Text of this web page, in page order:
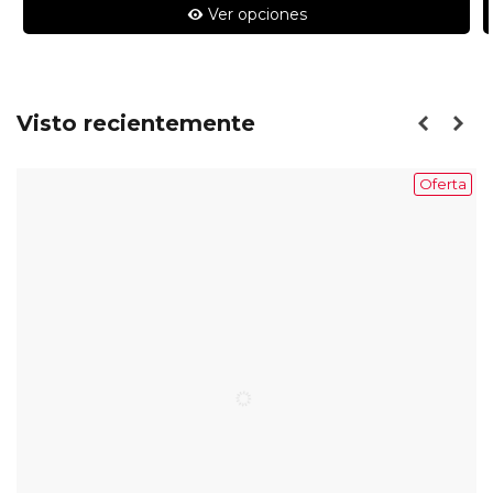
Ver opciones
Visto recientemente
Oferta